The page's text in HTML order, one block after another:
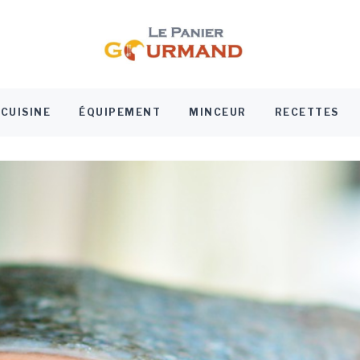
CUISINE ÉQUIPEMENT MINCEUR RECETTES